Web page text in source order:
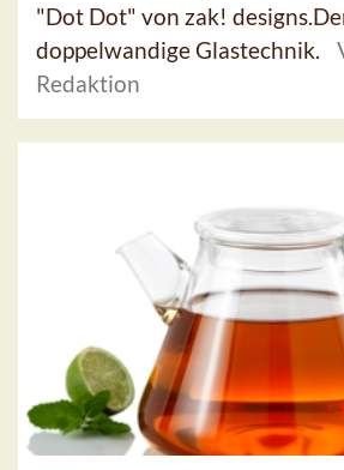
"Dot Dot" von zak!
doppelwandige Glastechnik.
Redaktion